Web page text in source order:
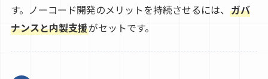
す。ノーコード開発のメリットを持続させるには、 ガバ
ナンスと内製支援がセットです。